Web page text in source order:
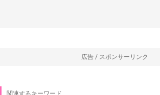
広告 / スポンサーリンク
関連するキーワード